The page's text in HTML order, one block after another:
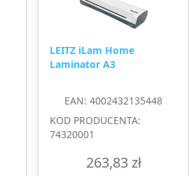
LEITZ iLam Home
Laminator A3
EAN: 4002432135448
KOD PRODUCENTA:
74320001
263,83zł